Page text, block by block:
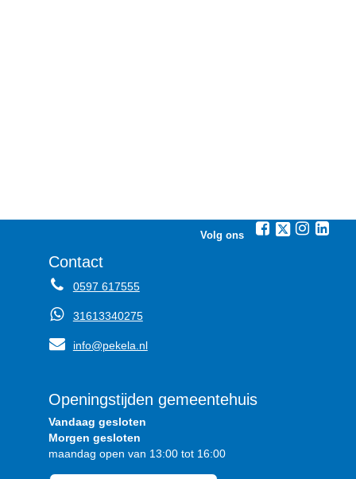
Volg ons
Contact
0597 617555
31613340275
info@pekela.nl
Openingstijden gemeentehuis
Vandaag gesloten
Morgen gesloten
maandag open van 13:00 tot 16:00